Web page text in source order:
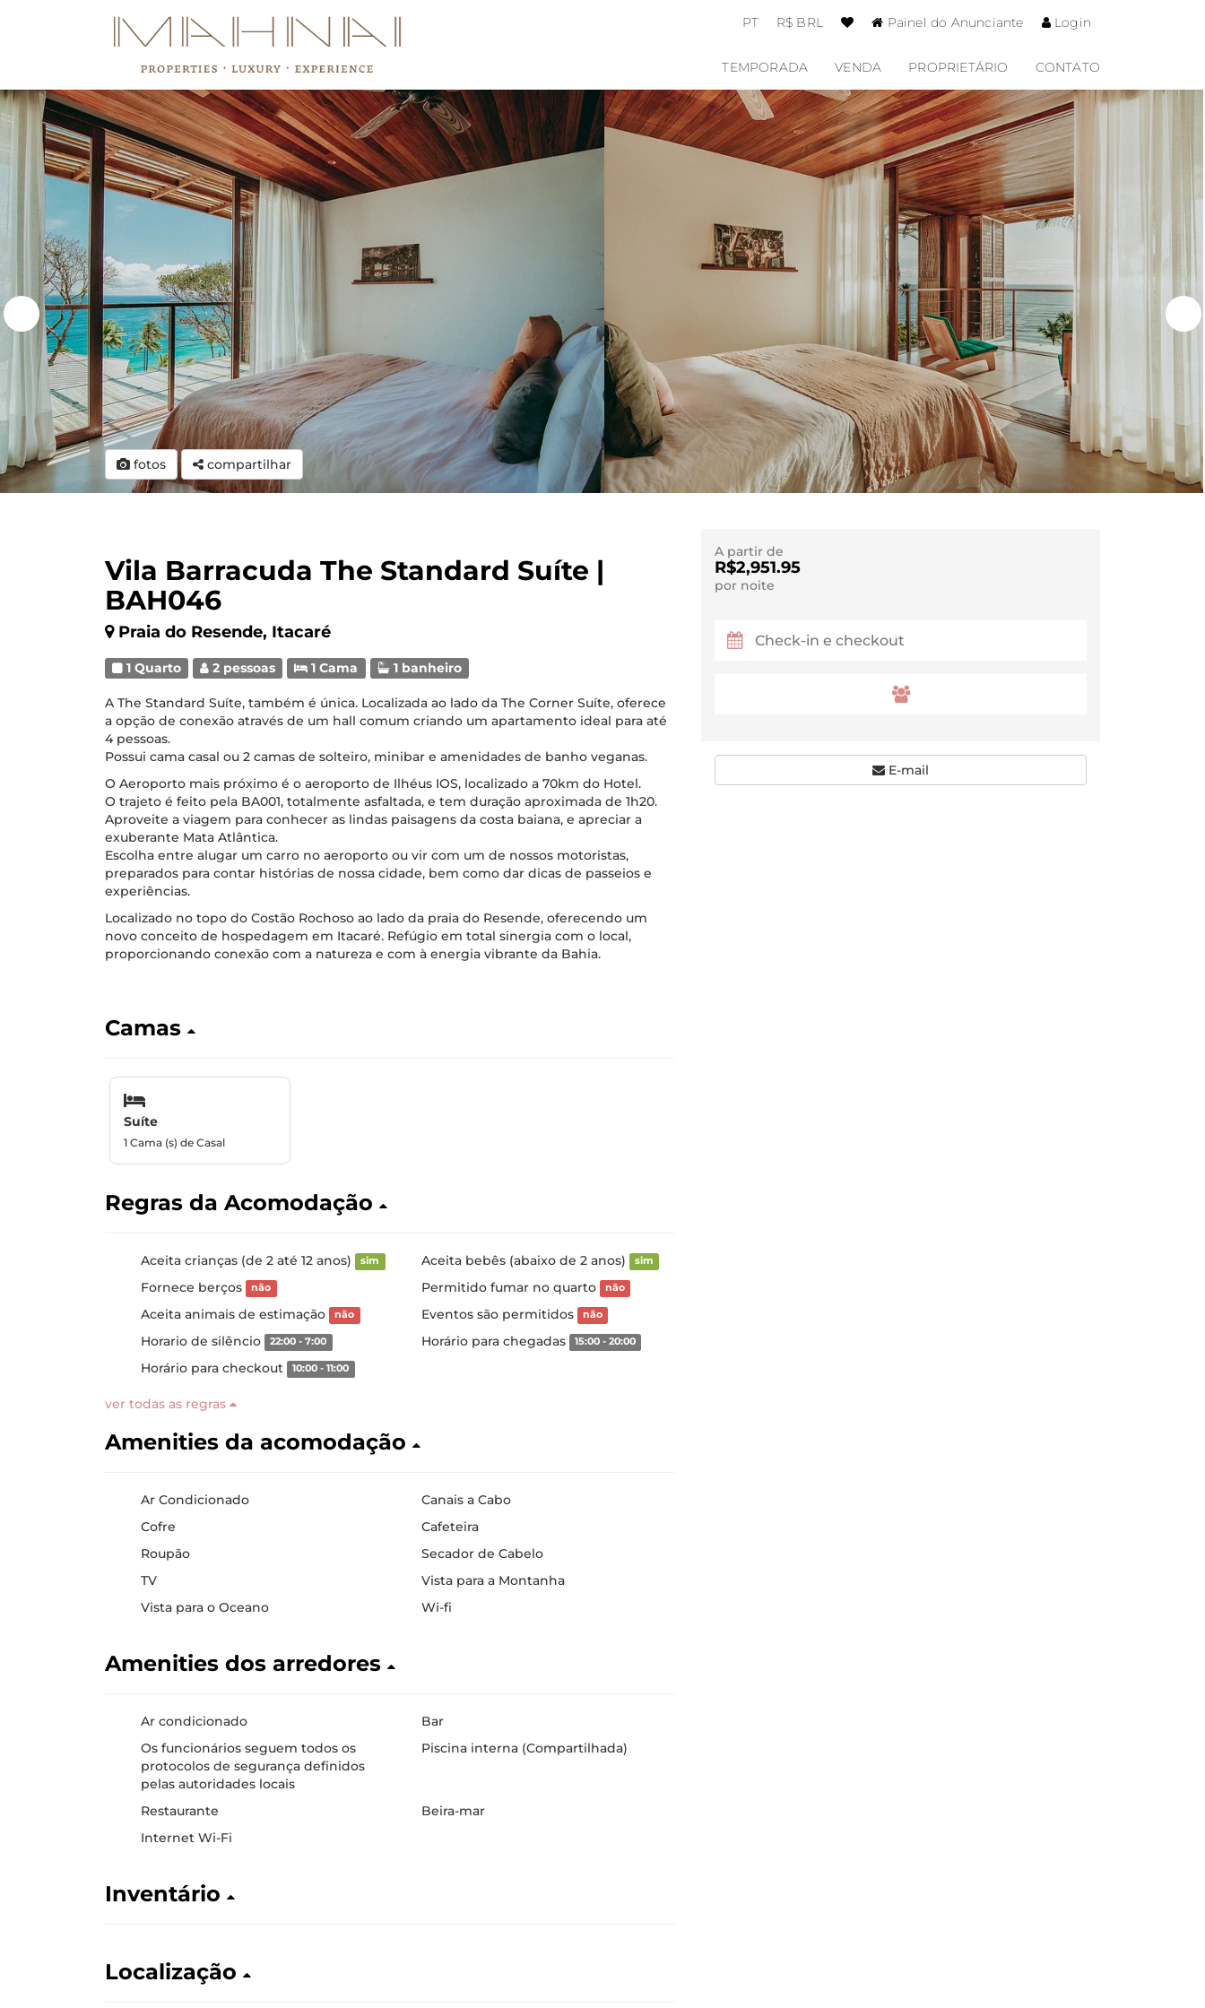
PT R$ BRL Painel do Anunciante Login
TEMPORADA VENDA PROPRIETÁRIO CONTATO
fotos compartilhar
Vila Barracuda The Standard Suíte |
BAH046
Praia do Resende, Itacaré
1 Quarto 2 pessoas 1 Cama 1 banheiro
A The Standard Suíte, também é única. Localizada ao lado da The Corner Suíte, oferece
a opção de conexão através de um hall comum criando um apartamento ideal para até
4 pessoas.
Possui cama casal ou 2 camas de solteiro, minibar e amenidades de banho veganas.
O Aeroporto mais próximo é o aeroporto de Ilhéus IOS, localizado a 70km do Hotel.
O trajeto é feito pela BA001, totalmente asfaltada, e tem duração aproximada de 1h20.
Aproveite a viagem para conhecer as lindas paisagens da costa baiana, e apreciar a
exuberante Mata Atlântica.
Escolha entre alugar um carro no aeroporto ou vir com um de nossos motoristas,
preparados para contar histórias de nossa cidade, bem como dar dicas de passeios e
experiências.
Localizado no topo do Costão Rochoso ao lado da praia do Resende, oferecendo um
novo conceito de hospedagem em Itacaré. Refúgio em total sinergia com o local,
proporcionando conexão com a natureza e com à energia vibrante da Bahia.
Camas
Suíte
1 Cama (s) de Casal
Regras da Acomodação
Aceita crianças (de 2 até 12 anos) sim Aceita bebês (abaixo de 2 anos) sim
Fornece berços não Permitido fumar no quarto não
Aceita animais de estimação não Eventos são permitidos não
Horario de silêncio 22:00 - 7:00 Horário para chegadas 15:00 - 20:00
Horário para checkout 10:00 - 11:00
ver todas as regras
Amenities da acomodação
Ar Condicionado
Canais a Cabo
Cofre
Cafeteira
Roupão
Secador de Cabelo
TV
Vista para a Montanha
Vista para o Oceano
Wi-fi
Amenities dos arredores
Ar condicionado
Bar
Os funcionários seguem todos os
protocolos de segurança definidos
pelas autoridades locais
Piscina interna (Compartilhada)
Restaurante
Beira-mar
Internet Wi-Fi
Inventário
Localização
A partir de
R$2,951.95
por noite
E-mail